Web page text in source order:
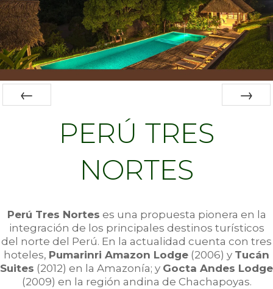
PERÚ TRES
NORTES
Perú Tres Nortes es una propuesta pionera en la
integración de los principales destinos turísticos
del norte del Perú. En la actualidad cuenta con tres
hoteles, Pumarinri Amazon Lodge (2006) y Tucán
Suites (2012) en la Amazonía; y Gocta Andes Lodge
(2009) en la región andina de Chachapoyas.